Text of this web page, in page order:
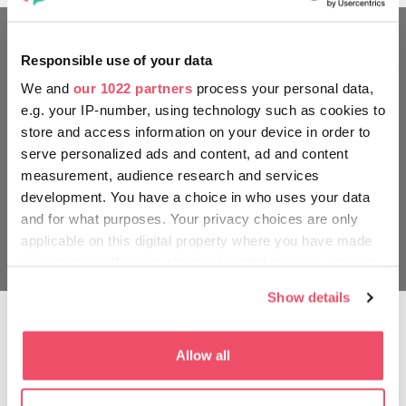
Responsible use of your data
We and our 1022 partners process your personal data,
e.g. your IP-number, using technology such as cookies to
store and access information on your device in order to
serve personalized ads and content, ad and content
measurement, audience research and services
development. You have a choice in who uses your data
and for what purposes. Your privacy choices are only
applicable on this digital property where you have made
If you allow, we would also like to:
which can be accurate to within several meters
Show details
Allow all
Glamping šator, zemunica, zaprežna